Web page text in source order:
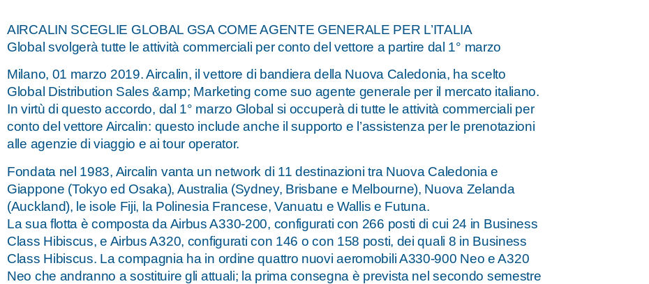
AIRCALIN SCEGLIE GLOBAL GSA COME AGENTE GENERALE PER L’ITALIA
Global svolgerà tutte le attività commerciali per conto del vettore a partire dal 1° marzo
Milano, 01 marzo 2019. Aircalin, il vettore di bandiera della Nuova Caledonia, ha scelto
Global Distribution Sales &amp; Marketing come suo agente generale per il mercato italiano.
In virtù di questo accordo, dal 1° marzo Global si occuperà di tutte le attività commerciali per
conto del vettore Aircalin: questo include anche il supporto e l’assistenza per le prenotazioni
alle agenzie di viaggio e ai tour operator.
Fondata nel 1983, Aircalin vanta un network di 11 destinazioni tra Nuova Caledonia e
Giappone (Tokyo ed Osaka), Australia (Sydney, Brisbane e Melbourne), Nuova Zelanda
(Auckland), le isole Fiji, la Polinesia Francese, Vanuatu e Wallis e Futuna.
La sua flotta è composta da Airbus A330-200, configurati con 266 posti di cui 24 in Business
Class Hibiscus, e Airbus A320, configurati con 146 o con 158 posti, dei quali 8 in Business
Class Hibiscus. La compagnia ha in ordine quattro nuovi aeromobili A330-900 Neo e A320
Neo che andranno a sostituire gli attuali; la prima consegna è prevista nel secondo semestre